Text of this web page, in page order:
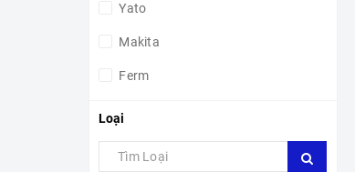
Yato
Makita
Ferm
Bosch
Loại